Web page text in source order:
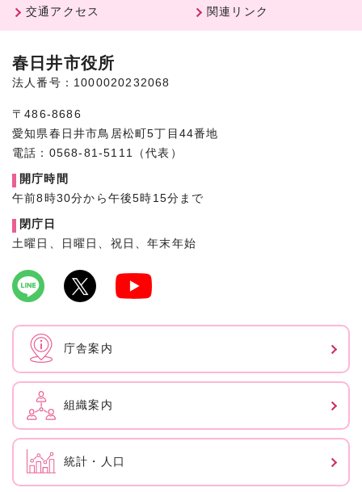
交通アクセス
関連リンク
春日井市役所
法人番号：1000020232068
〒486-8686
愛知県春日井市鳥居松町5丁目44番地
電話：0568-81-5111（代表）
開庁時間
午前8時30分から午後5時15分まで
閉庁日
土曜日、日曜日、祝日、年末年始
庁舎案内
組織案内
統計・人口